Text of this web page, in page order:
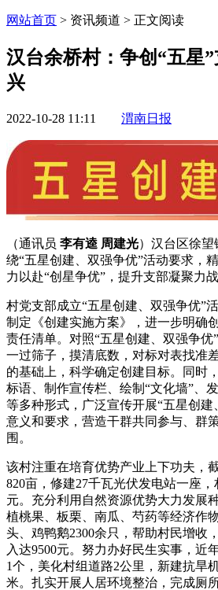
网站首页 > 资讯频道 > 正文阅读
汉台余桥村：争创“五星
兴
2022-10-28 11:11 渭南日报
（通讯员 李有逵 周建光）汉台区徐望
绕“五星创建、双强争优”活动要求，
力以赴“创星争优”，提升支部凝聚力
村党支部成立“五星创建、双强争优”
制定《创建实施方案》，进一步明确
责任清单。对照“五星创建、双强争优
一过筛子，摸清底数，对标对表找准
的基础上，科学确定创建目标。同时
标语、制作宣传栏、绘制“文化墙”、
等多种形式，广泛宣传开展“五星创建
意义和要求，营造干群共同参与、群
围。
该村注重在培育优势产业上下功夫，
820亩，修建27千瓦光伏发电站一座
元。充分利用自然资源优势大力发展
植桃果、板栗、南瓜、芍药等经济作
头、鸡鸭鹅2300余只，帮助村民增收
入达9500元。努力办好民生实事，近
1个，美化村组道路2公里，新建抗旱
米。扎实开展人居环境整治，完成厕